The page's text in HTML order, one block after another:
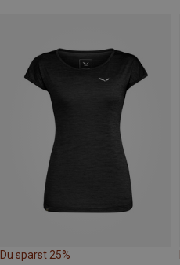
Du sparst 25%